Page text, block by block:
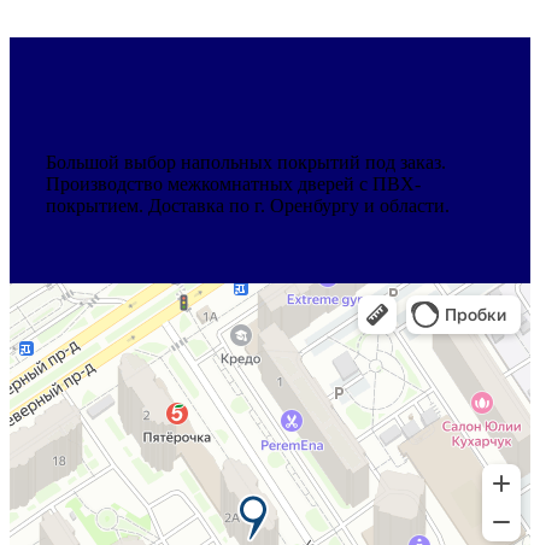
Большой выбор напольных покрытий под заказ.
Производство межкомнатных дверей с ПВХ-
покрытием. Доставка по г. Оренбургу и области.